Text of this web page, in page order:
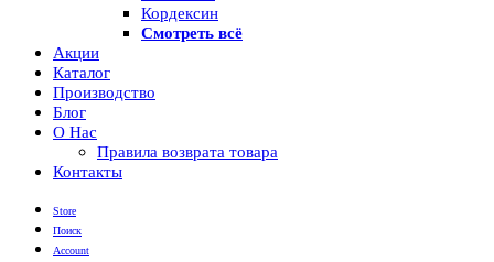
Кордексин
Смотреть всё
Акции
Каталог
Производство
Блог
О Нас
Правила возврата товара
Контакты
Store
Поиск
Account